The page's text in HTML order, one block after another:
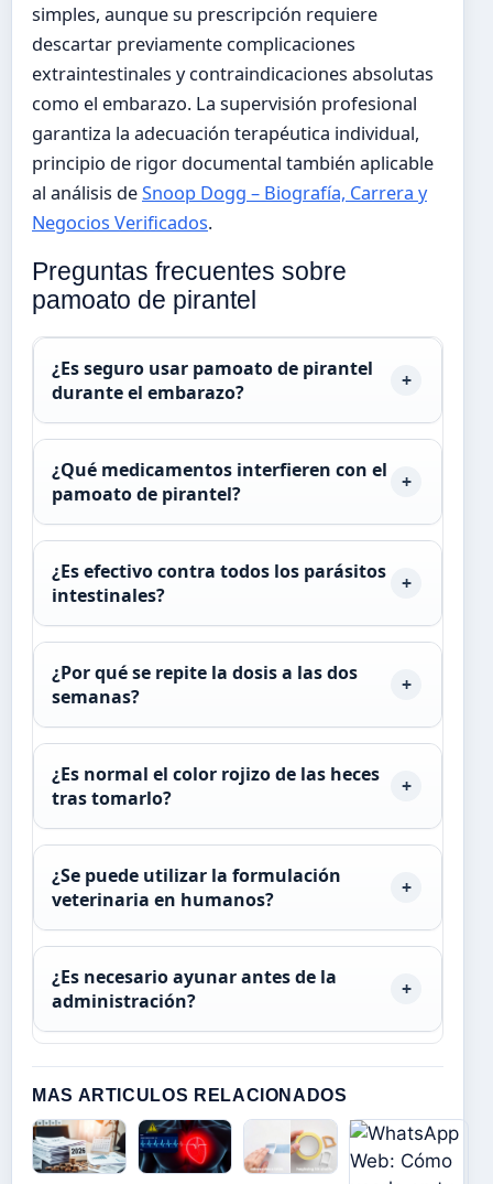
simples, aunque su prescripción requiere
descartar previamente complicaciones
extraintestinales y contraindicaciones absolutas
como el embarazo. La supervisión profesional
garantiza la adecuación terapéutica individual,
principio de rigor documental también aplicable
al análisis deSnoop Dogg – Biografía, Carrera y
Negocios Verificados.
Preguntas frecuentes sobre
pamoato de pirantel
¿Es seguro usar pamoato de pirantel
durante el embarazo?
¿Qué medicamentos interfieren con el
pamoato de pirantel?
¿Es efectivo contra todos los parásitos
intestinales?
¿Por qué se repite la dosis a las dos
semanas?
¿Es normal el color rojizo de las heces
tras tomarlo?
¿Se puede utilizar la formulación
veterinaria en humanos?
¿Es necesario ayunar antes de la
administración?
MAS ARTICULOS RELACIONADOS